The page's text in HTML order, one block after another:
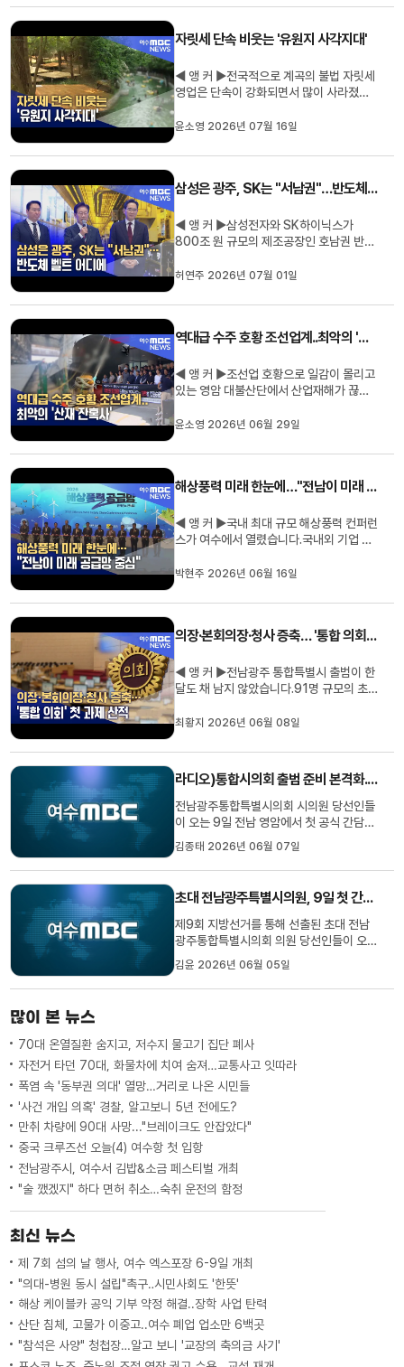
트 ▶여름 한 달여 동안 5만 명 넘는 피서객
난 2008년 관광지로 조성...
자릿세 단속 비웃는 '유원지 사각지대'
◀ 앵 커 ▶전국적으로 계곡의 불법 자릿세
영업은 단속이 강화되면서 많이 사라졌습
지 바로 옆에서 여전히 평상 영업이 판을 치
관리마저 뚫려 있습니다.윤소영 기자가 취
랜드입니다.계곡물과 천연 ...
윤소영 2026년 07월 16일
삼성은 광주, SK는 "서남권"…반도체 벨트 어디에
◀ 앵 커 ▶삼성전자와 SK하이닉스가
800조 원 규모의 제조공장인 호남권 반도
력한 지원 의지를 나타내고 있지만 아직 구
키우고 있습니다.허연주 기자입니다.◀ 리
선언한 삼성과 SK.425조 원의 투자계...
허연주 2026년 07월 01일
역대급 수주 호황 조선업계..최악의 '산재 잔혹사'
◀ 앵 커 ▶조선업 호황으로 일감이 몰리고
있는 영암 대불산단에서 산업재해가 끊이
잇따라 숨졌는데, 노동계는 다단계 하청 구
는 중대재해의 원인으로 지목하고 있습니
불산단의 한 선박 구성품 제...
윤소영 2026년 06월 29일
해상풍력 미래 한눈에…"전남이 미래 공급망 중심"
◀ 앵 커 ▶국내 최대 규모 해상풍력 컨퍼런
스가 여수에서 열렸습니다.국내외 기업 73
했는데요.특히 여수와 고흥 해역에 단지 조
주목받고 있습니다.박현주 기자입니다.◀
망 컨퍼런스 전시회.국내·외 해상풍...
박현주 2026년 06월 16일
의장·본회의장·청사 증축… '통합 의회' 첫 과제 산적
◀ 앵 커 ▶전남광주 통합특별시 출범이 한
달도 채 남지 않았습니다.91명 규모의 초
선출부터 본회의장 위치, 동부청사 증축까
기자가 취재했습니다.◀ 리포트 ▶7월 1일
전남광주통합특별시와 함께출범하는 초대
통합시의회.전남 63명, 광주 ...
최황지 2026년 06월 08일
라디오)통합시의회 출범 준비 본격화..9일 첫 간담회
전남광주통합특별시의회 시의원 당선인들
이 오는 9일 전남 영암에서 첫 공식 간담회
를 열고 통합의회 출범 준비에 나섭니다.간
담회에서는 오는 7월 1일 출범하는 통합특
별시의회의 운영체계와 조직 구성을 결정
최초 임시회 개최 장소와 의장단 선출 방
식, 상임위원회 개편 등이 집...
김종태 2026년 06월 07일
초대 전남광주특별시의원, 9일 첫 간담회..의장단 구성논의
제9회 지방선거를 통해 선출된 초대 전남
광주통합특별시의회 의원 당선인들이 오는
9일 영암 호텔 현대 라한에서첫 간담회를
갖고 본격적인 개원 준비에 착수합니다.이
번 간담회에서는 통합특별시 기본조례안에
가운데어느 곳에서 개최할...
김윤 2026년 06월 05일
많이 본 뉴스
70대 온열질환 숨지고, 저수지 물고기 집단 폐사
자전거 타던 70대, 화물차에 치여 숨져…교통사고 잇따라
폭염 속 '동부권 의대' 열망…거리로 나온 시민들
'사건 개입 의혹' 경찰, 알고보니 5년 전에도?
만취 차량에 90대 사망..."브레이크도 안잡았다"
중국 크루즈선 오늘(4) 여수항 첫 입항
전남광주시, 여수서 김밥&소금 페스티벌 개최
"술 깼겠지" 하다 면허 취소…숙취 운전의 함정
최신 뉴스
제 7회 섬의 날 행사, 여수 엑스포장 6-9일 개최
"의대-병원 동시 설립"촉구‥시민사회도 '한뜻'
해상 케이블카 공익 기부 약정 해결..장학 사업 탄력
산단 침체, 고물가 이중고..여수 폐업 업소만 6백곳
"참석은 사양" 청첩장…알고 보니 '교장의 축의금 사기'